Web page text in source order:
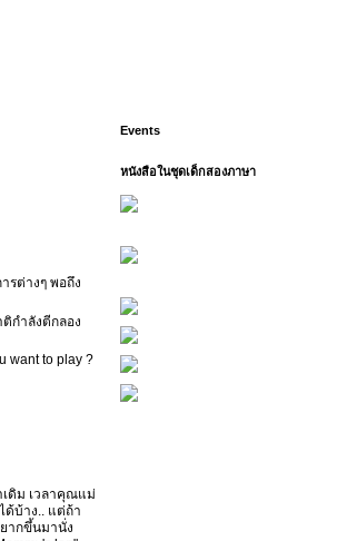
รต่างๆ พอถึง
กำลังตีกลอง
want to play ?
ดิม เวลาคุณแม่
ด้บ้าง.. แต่ถ้า
ากขึ้นมานั่ง
Events
หนังสือในชุดเด็กสองภาษา